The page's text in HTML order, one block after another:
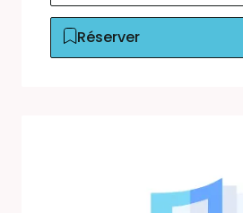
Réserver